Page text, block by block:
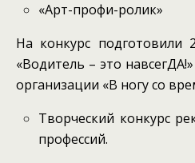
«Арт-профи-ролик»
На конкурс подготовили
«Водитель – это
организации «В ногу со
Творческий конкурс
профессий.